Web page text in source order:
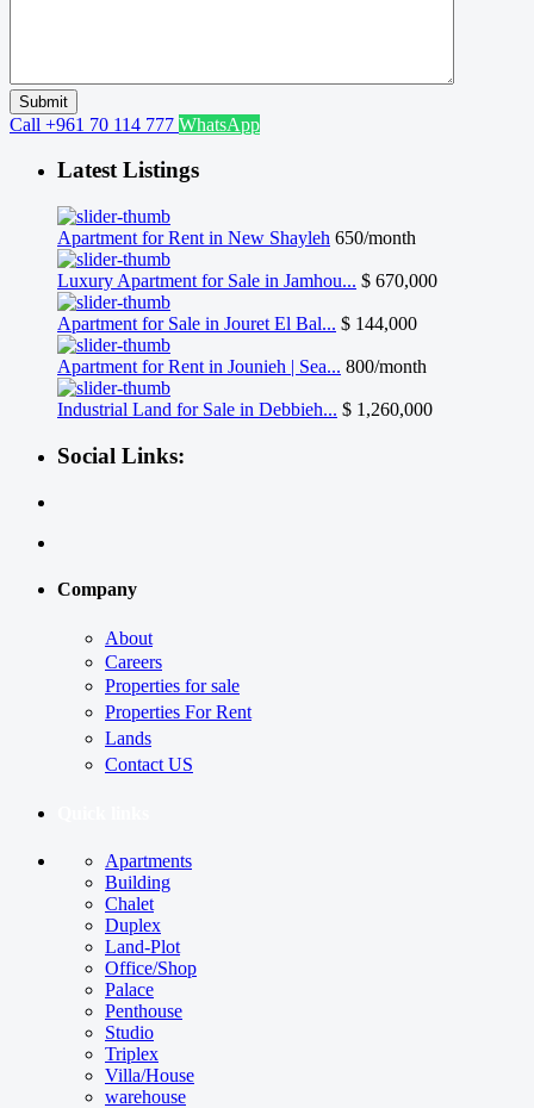
Call +961 70 114 777 WhatsApp
Latest Listings
Apartment for Rent in New Shayleh 650/month
Luxury Apartment for Sale in Jamhou... $ 670,000
Apartment for Sale in Jouret El Bal... $ 144,000
Apartment for Rent in Jounieh | Sea... 800/month
Industrial Land for Sale in Debbieh... $ 1,260,000
Social Links:
Company
About
Careers
Properties for sale
Properties For Rent
Lands
Contact US
Apartments
Building
Chalet
Duplex
Land-Plot
Office/Shop
Palace
Penthouse
Studio
Triplex
Villa/House
warehouse